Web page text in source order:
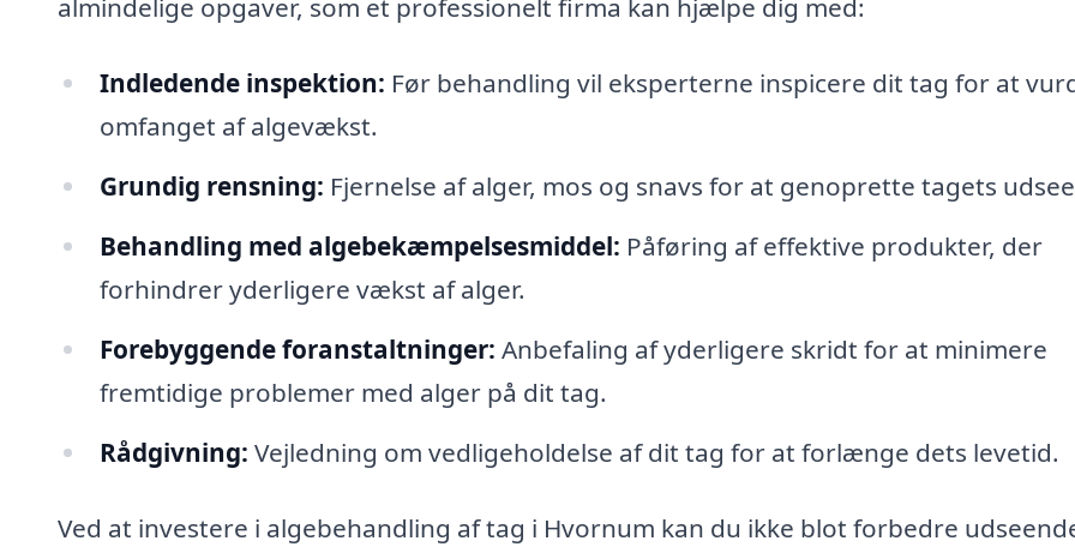
Indledende inspektion: Før behandling vil eksperterne inspicere dit tag for at
omfanget af algevækst.
Grundig rensning: Fjernelse af alger, mos og snavs for at genoprette tagets
Behandling med algebekæmpelsesmiddel: Påføring af effektive produkter, der
forhindrer yderligere vækst af alger.
Forebyggende foranstaltninger: Anbefaling af yderligere skridt for at minimere
fremtidige problemer med alger på dit tag.
Rådgivning: Vejledning om vedligeholdelse af dit tag for at forlænge dets levetid.
Ved at investere i algebehandling af tag i Hvornum kan du ikke blot forbedre